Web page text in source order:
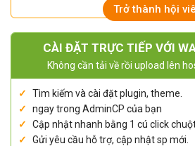
Trở thành hội
CÀI ĐẶT TRỰC TIẾP VỚI
Không cần tải về rồi upload lên
Tìm kiếm và cài đặt plugin, theme.
ngay trong AdminCP của bạn
Cập nhật nhanh bằng 1 cú click
Gửi yêu cầu hỗ trợ, cập nhật sp mới.